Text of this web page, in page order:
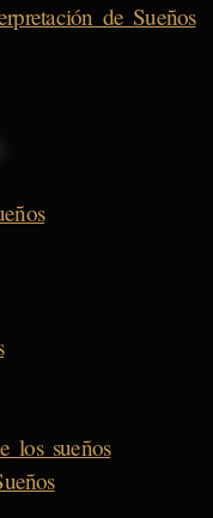
de Sueños
los sueños